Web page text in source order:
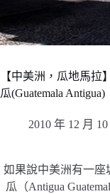
【中美洲，瓜地馬
瓜(Guatemala Antigua)
2010 年 12 月 10
如果說中美洲有一
瓜（Antigua